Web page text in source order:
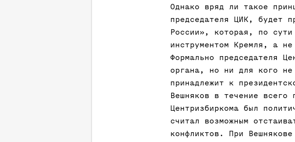
Однако вряд ли такое
председателя ЦИК, будет
России», которая, по
инструментом Кремля, а не
Формально председателя
органа, но ни для кого
принадлежит к
Вешняков в течение всего
Центризбиркома был
считал возможным
конфликтов. При